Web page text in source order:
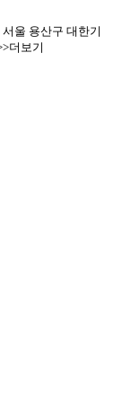
울 용산구 대한기
더보기